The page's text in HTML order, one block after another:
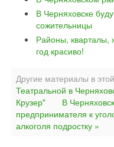
В Черняховске
сожительницы
Районы, кварталы,
год красиво!
Другие материалы в
Театральной в
Крузер"
В
предпринимателя к
алкоголя подростку »